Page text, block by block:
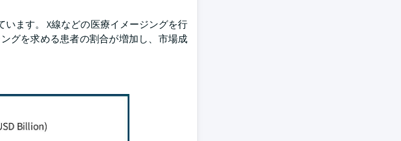
ます。 X線などの医療イメージングを行
グを求める患者の割合が増加し、市場成